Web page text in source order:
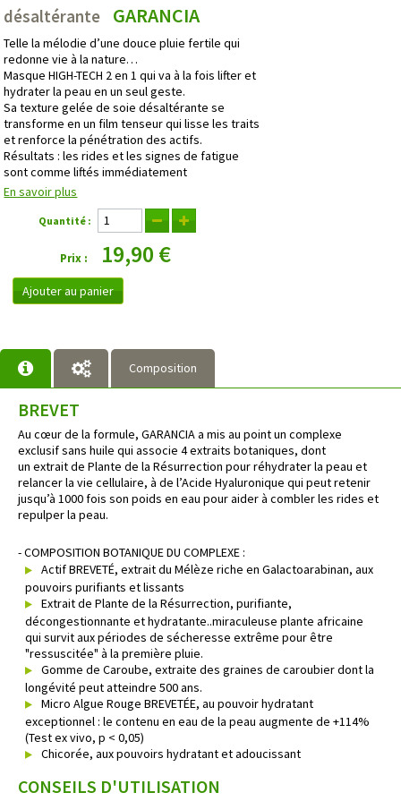
désaltérante
GARANCIA
Telle la mélodie d’une douce pluie fertile qui
redonne vie à la nature…
Masque HIGH-TECH 2 en 1 qui va à la fois lifter et
hydrater la peau en un seul geste.
Sa texture gelée de soie désaltérante se
transforme en un film tenseur qui lisse les traits
et renforce la pénétration des actifs.
Résultats : les rides et les signes de fatigue
sont comme liftés immédiatement
En savoir plus
Quantité :
Prix : 19,90 €
Ajouter au panier
Composition
BREVET
Au cœur de la formule, GARANCIA a mis au point un complexe
exclusif sans huile qui associe 4 extraits botaniques, dont
un extrait de Plante de la Résurrection pour réhydrater la peau et
relancer la vie cellulaire, à de l’Acide Hyaluronique qui peut retenir
jusqu’à 1000 fois son poids en eau pour aider à combler les rides et
repulper la peau.
- COMPOSITION BOTANIQUE DU COMPLEXE :
Actif BREVETÉ, extrait du Mélèze riche en Galactoarabinan, aux
pouvoirs purifiants et lissants
Extrait de Plante de la Résurrection, purifiante,
décongestionnante et hydratante..miraculeuse plante africaine
qui survit aux périodes de sécheresse extrême pour être
"ressuscitée" à la première pluie.
Gomme de Caroube, extraite des graines de caroubier dont la
longévité peut atteindre 500 ans.
Micro Algue Rouge BREVETÉE, au pouvoir hydratant
exceptionnel : le contenu en eau de la peau augmente de +114%
(Test ex vivo, p < 0,05)
Chicorée, aux pouvoirs hydratant et adoucissant
CONSEILS D'UTILISATION